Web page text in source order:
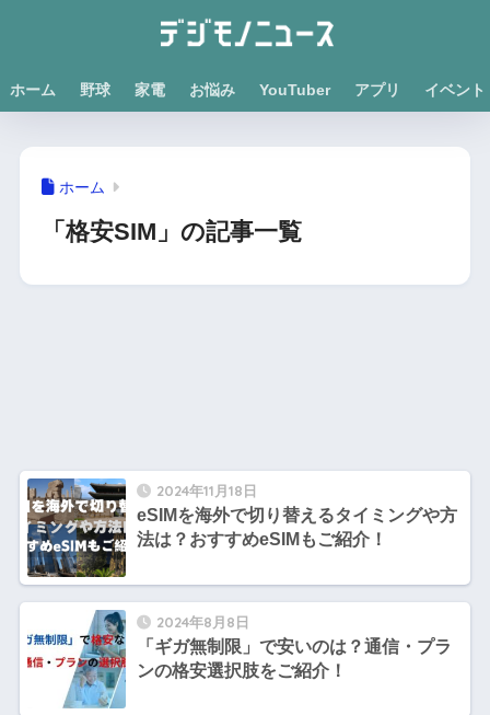
ホーム 野球 家電 お悩み YouTuber アプリ イベント
ホーム
「格安SIM」の記事一覧
2024年11月18日
eSIMを海外で切り替えるタイミングや方
法は？おすすめeSIMもご紹介！
2024年8月8日
「ギガ無制限」で安いのは？通信・プラ
ンの格安選択肢をご紹介！